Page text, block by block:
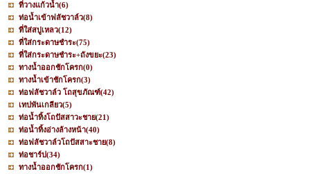
ที่วางแก้วน้ำ(6)
ท่อน้ำเข้าฟลัชวาล์ว(8)
ที่ใส่สบู่เหลว(12)
ที่ใส่กระดาษชำระ(75)
ที่ใส่กระดาษชำระ+ถังขยะ(23)
ทางน้ำออกชักโครก(0)
ทางน้ำเข้าชักโครก(3)
ท่อฟลัชวาล์ว โถสุขภัณฑ์(42)
เทปพันเกลียว(5)
ท่อน้ำทิ้งโถปัสสาวะชาย(21)
ท่อน้ำทิ้งอ่างล้างหน้า(40)
ท่อฟลัชวาล์วโถปัสสาะชาย(8)
ท่อชาร์ป(34)
ทางน้ำออกชักโครก(1)